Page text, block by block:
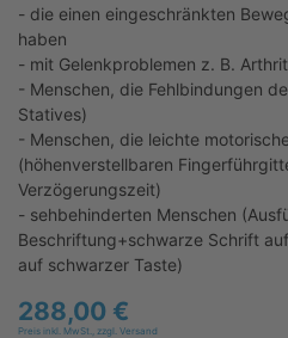
- die einen eingeschränkten
haben
- mit Gelenkproblemen z. B.
- Menschen, die Fehlbindungen
Statives)
- Menschen, die leichte
(höhenverstellbaren
Verzögerungszeit)
- sehbehinderten Menschen
Beschriftung+schwarze Schrift
auf schwarzer Taste)
288,00 €
Preis inkl. MwSt., zzgl. Versand